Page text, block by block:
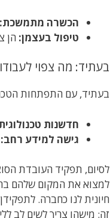
הכשרה מתמשכת:
טיפול בעצמן: הן
בעתיד: מה צפוי
בעתיד, עם התפתחות
חדשנות
גישה למידע רחב:
לסיום, תפקיד העובדת
למצוא את המקום שלהם
חיונית לנו כחברה.
זה: מישהו צריך לשים לב